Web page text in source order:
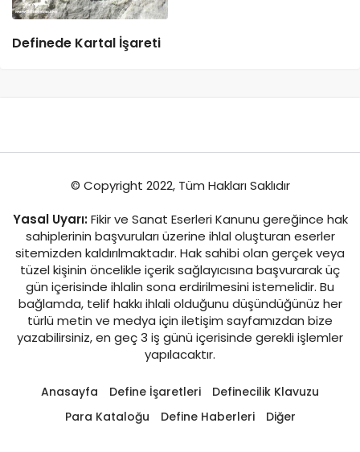
Definede Kartal İşareti
© Copyright 2022, Tüm Hakları Saklıdır
Yasal Uyarı:Fikir ve Sanat Eserleri Kanunu gereğince hak
sahiplerinin başvuruları üzerine ihlal oluşturan eserler
sitemizden kaldırılmaktadır. Hak sahibi olan gerçek veya
tüzel kişinin öncelikle içerik sağlayıcısına başvurarak üç
gün içerisinde ihlalin sona erdirilmesini istemelidir. Bu
bağlamda, telif hakkı ihlali olduğunu düşündüğünüz her
türlü metin ve medya için iletişim sayfamızdan bize
yazabilirsiniz, en geç 3 iş günü içerisinde gerekli işlemler
yapılacaktır.
Anasayfa Define İşaretleri
Definecilik Klavuzu
Para Kataloğu
Define Haberleri Diğer